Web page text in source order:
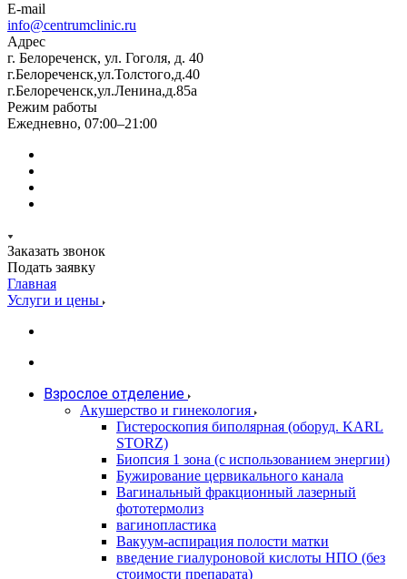
E-mail
info@centrumclinic.ru
Адрес
г. Белореченск, ул. Гоголя, д. 40
г.Белореченск,ул.Толстого,д.40
г.Белореченск,ул.Ленина,д.85а
Режим работы
Ежедневно, 07:00–21:00
Заказать звонок
Подать заявку
Главная
Услуги и цены
Взрослое отделение
Акушерство и гинекология
Гистероскопия биполярная (оборуд. KARL
STORZ)
Биопсия 1 зона (с использованием энергии)
Бужирование цервикального канала
Вагинальный фракционный лазерный
фототермолиз
вагинопластика
Вакуум-аспирация полости матки
введение гиалуроновой кислоты НПО (без
стоимости препарата)